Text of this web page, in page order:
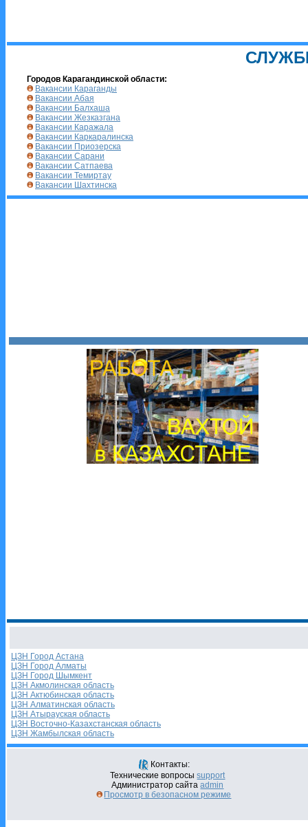
Городов Карагандинской области:
Вакансии Караганды
Вакансии Абая
Вакансии Балхаша
Вакансии Жезказгана
Вакансии Каражала
Вакансии Каркаралинска
Вакансии Приозерска
Вакансии Сарани
Вакансии Сатпаева
Вакансии Темиртау
Вакансии Шахтинска
ЦЗН Город Астана
ЦЗН Город Алматы
ЦЗН Город Шымкент
ЦЗН Акмолинская область
ЦЗН Актюбинская область
ЦЗН Алматинская область
ЦЗН Атырауская область
ЦЗН Восточно-Казахстанская область
ЦЗН Жамбылская область
Контакты:
Технические вопросыsupport
Администратор сайтаadmin
Просмотр в безопасном режиме